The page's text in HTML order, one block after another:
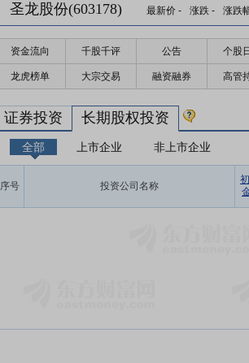
圣龙股份(603178) 最新价 - 涨跌 - 涨跌
资金流向 千股千评 公告 个股
龙虎榜单 大宗交易 融资融券 高管
证券投资 长期股权投资
全部 上市企业 非上市企业
序号 投资公司名称